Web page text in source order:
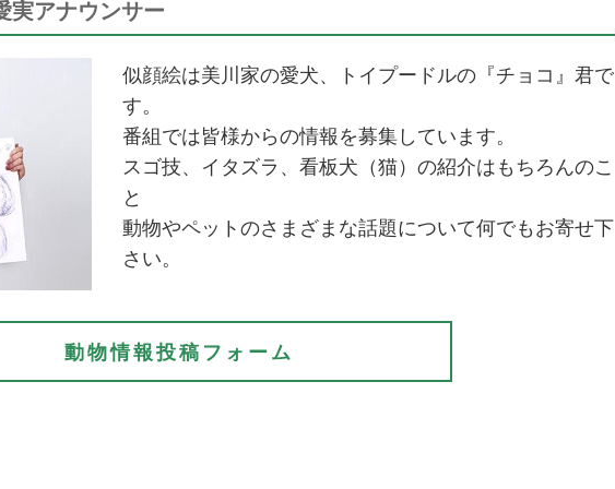
実アナウンサー
似顔絵は美川家の愛犬、トイプードルの『チョコ』君で
す。
番組では皆様からの情報を募集しています。
スゴ技、イタズラ、看板犬（猫）の紹介はもちろんのこ
と
動物やペットのさまざまな話題について何でもお寄せ下
さい。
動物情報投稿フォーム